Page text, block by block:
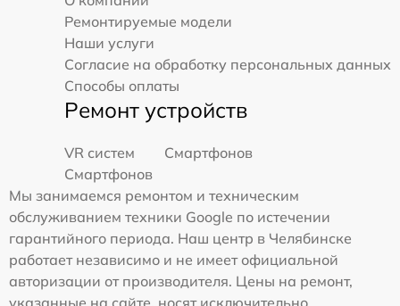
Ремонтируемые модели
Наши услуги
Согласие на обработку персональных данных
Способы оплаты
Ремонт устройств
VR систем
Смартфонов
Смартфонов
Мы занимаемся ремонтом и техническим
обслуживанием техники Google по истечении
гарантийного периода. Наш центр в Челябинске
работает независимо и не имеет официальной
авторизации от производителя. Цены на ремонт,